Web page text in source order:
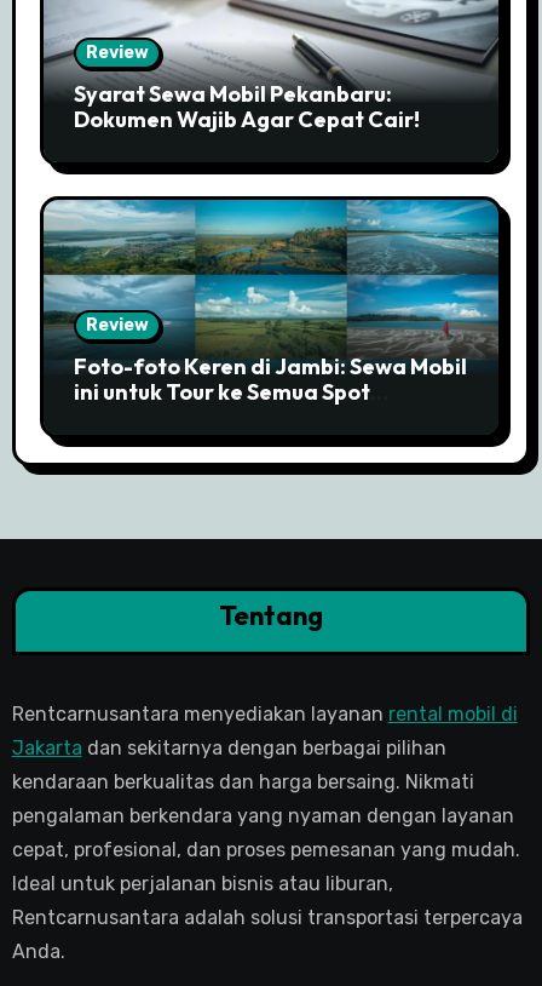
Review
Syarat Sewa Mobil Pekanbaru:
Dokumen Wajib Agar Cepat Cair!
Review
Foto-foto Keren di Jambi: Sewa Mobil
ini untuk Tour ke Semua Spot
Tentang
Rentcarnusantara menyediakan layanan rental mobil di
Jakarta dan sekitarnya dengan berbagai pilihan
kendaraan berkualitas dan harga bersaing. Nikmati
pengalaman berkendara yang nyaman dengan layanan
cepat, profesional, dan proses pemesanan yang mudah.
Ideal untuk perjalanan bisnis atau liburan,
Rentcarnusantara adalah solusi transportasi terpercaya
Anda.